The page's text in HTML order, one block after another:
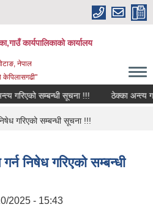
कार्यपालिकाको कार्यालय
नेपाल
केपिलासगढी"
गरिएको सम्बन्धी सूचना !!! ठेक्का अन्त्य
गरिएको सम्बन्धी सूचना !!!
निषेध गरिएको सम्बन्धी
2025 - 15:43